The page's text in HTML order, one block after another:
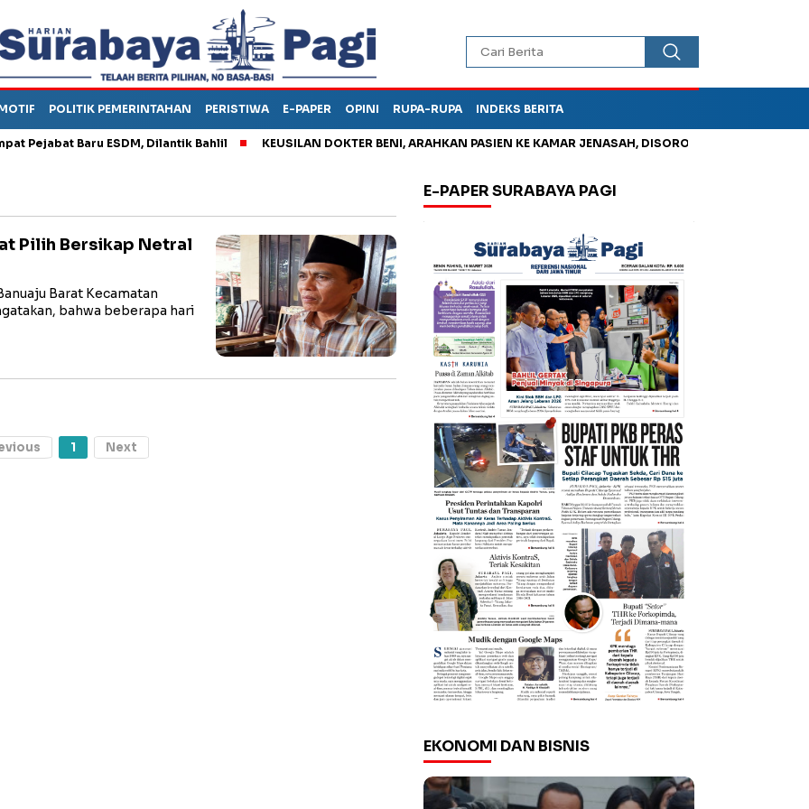
POLITIK PEMERINTAHAN PERISTIWA E-PAPER OPINI RUPA-RUPA INDEKS BERITA
Baru ESDM, Dilantik Bahlil KEUSILAN DOKTER BENI, ARAHKAN PASIEN KE KAMAR JENASAH, DISOROT
Pilih Bersikap Netral
Barat Kecamatan
bahwa beberapa hari
1 Next
E-PAPER SURABAYA PAGI
EKONOMI DAN BISNIS